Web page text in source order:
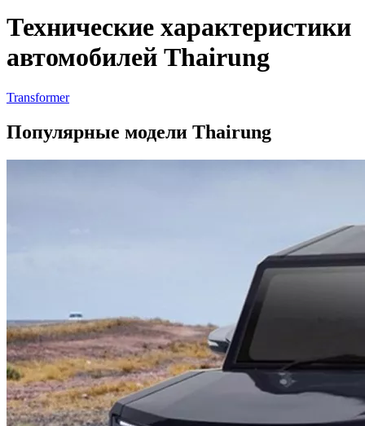
Технические характеристики
автомобилей Thairung
Transformer
Популярные модели Thairung